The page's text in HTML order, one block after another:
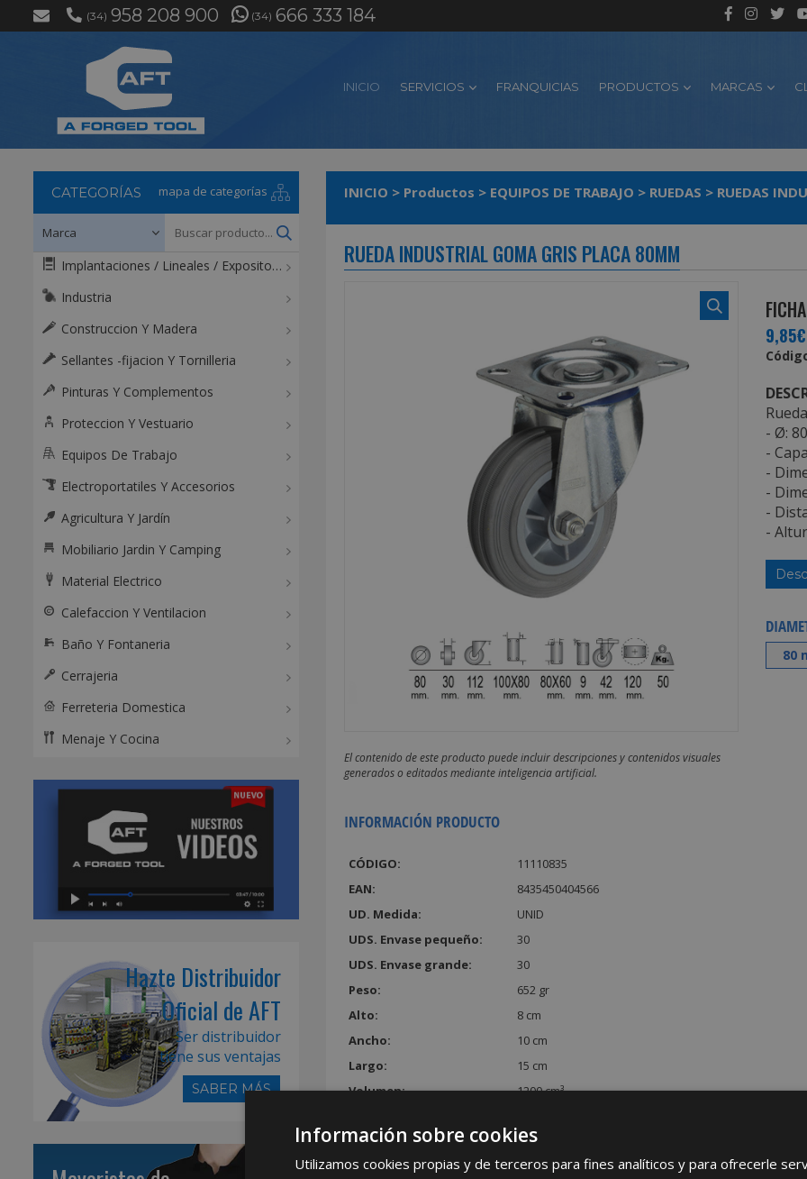
(34) 958 208 900 (34) 666 333 184
INICIO SERVICIOS FRANQUICIAS PRODUCTOS MARCAS
INICIO > Productos > EQUIPOS DE TRABAJO > RUEDAS > RUEDAS
RUEDA INDUSTRIAL GOMA GRIS PLACA 80MM
El contenido de este producto puede incluir descripciones y contenidos visuales
generados o editados mediante inteligencia artificial.
INFORMACIÓN PRODUCTO
CÓDIGO:
11110835
EAN:
8435450404566
UD. Medida:
UNID
UDS. Envase pequeño:
30
UDS. Envase grande:
30
Peso:
652 gr
Alto:
8 cm
Ancho:
10 cm
Largo:
15 cm
Volumen:
1200 cm³
9,85€
- Ø:
-
-
-
-
-
80
CATEGORÍAS mapa de categorías
Implantaciones / Lineales / Expositores / Mostradores
Industria
Construccion Y Madera
Sellantes -fijacion Y Tornilleria
Pinturas Y Complementos
Proteccion Y Vestuario
Equipos De Trabajo
Electroportatiles Y Accesorios
Agricultura Y Jardín
Mobiliario Jardin Y Camping
Material Electrico
Calefaccion Y Ventilacion
Baño Y Fontaneria
Cerrajeria
Ferreteria Domestica
Menaje Y Cocina
Hazte Distribuidor
Oficial de AFT
Ser distribuidor
tiene sus ventajas
SABER MÁS
Información sobre cookies
Utilizamos cookies propias y de terceros para fines analíticos y para ofrecerle